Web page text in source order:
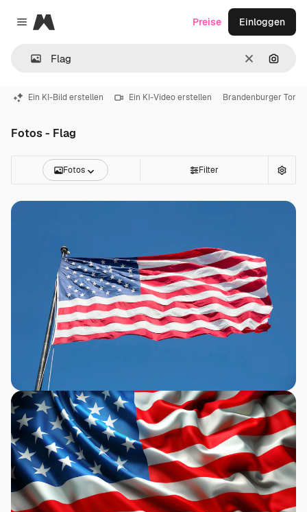
Close menu
Magnific
LöschenNach
Preise Einloggen
Ein KI-Bild erstellen Ein KI-Video erstellen Brandenburger Tor
Fotos - Flag
Fotos Filter